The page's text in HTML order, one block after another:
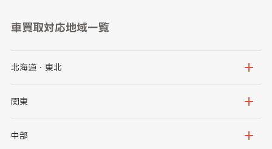
車買取対応地域一覧
北海道・東北
北海道
岩手県
関東
茨城県
中部